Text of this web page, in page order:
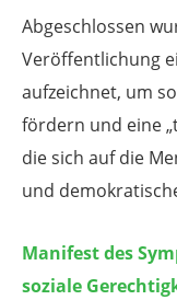
Abgeschlossen
Veröffentlichung
aufzeichnet, um
fördern und eine
die sich auf die
und
Manifest des
soziale